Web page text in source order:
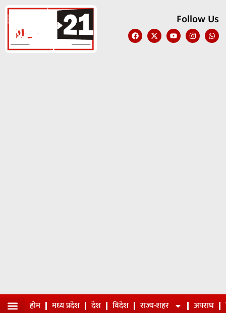
Follow Us
होम मध्य प्रदेश देश विदेश राज्य-शहर अपराध